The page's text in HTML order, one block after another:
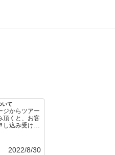
いて
ジからツアー
頂くと、お客
込み受け付
2022/8/30